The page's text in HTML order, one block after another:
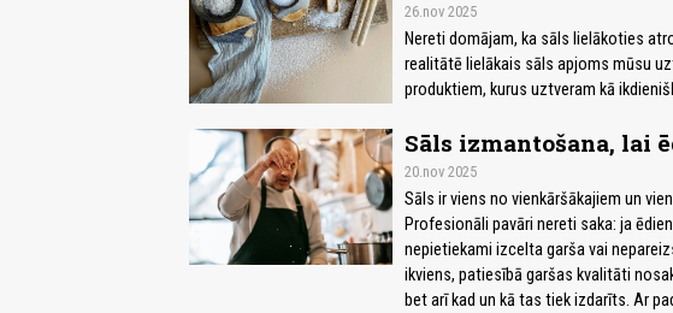
26.nov 2025
Nereti domājam, ka sāls lielākoties
realitātē lielākais sāls apjoms mūsu
produktiem, kurus uztveram kā
Sāls izmantošana, lai
20.nov 2025
Sāls ir viens no vienkāršākajiem un
Profesionāli pavāri nereti saka: ja
nepietiekami izcelta garša vai
ikviens, patiesībā garšas kvalitāti
bet arī kad un kā tas tiek izdarīts. Ar